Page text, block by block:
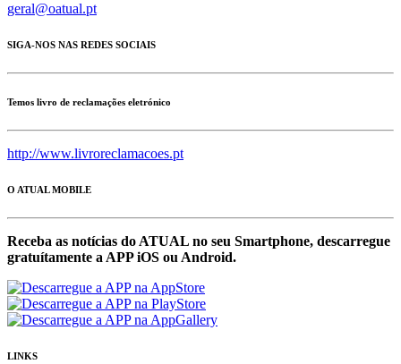
geral@oatual.pt
SIGA-NOS NAS REDES SOCIAIS
Temos livro de reclamações eletrónico
http://www.livroreclamacoes.pt
O ATUAL MOBILE
Receba as notícias do ATUAL no seu Smartphone, descarregue
gratuítamente a APP iOS ou Android.
LINKS